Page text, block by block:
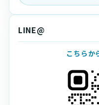
LINE@
こちらか